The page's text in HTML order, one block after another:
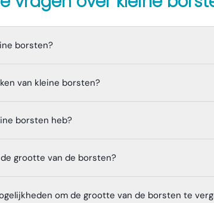
borsten?
van kleine borsten?
borsten heb?
grootte van de borsten?
om de grootte van de borsten te